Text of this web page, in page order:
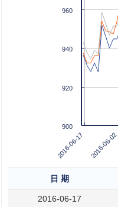
2016-06-17 2016-06-02
900
920
940
960
日 期
2016-06-17